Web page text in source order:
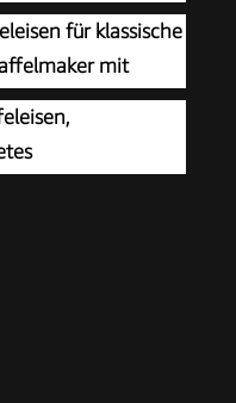
platzsparend
für klassische
mit
für
Ostern oder
Watt, Farbe:
WA 2106